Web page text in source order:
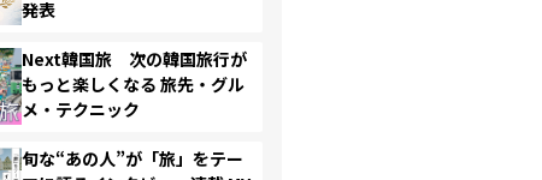
発表
Next韓国旅 次の韓国旅行が
もっと楽しくなる 旅先・グル
メ・テクニック
旬な“あの人”が「旅」をテー